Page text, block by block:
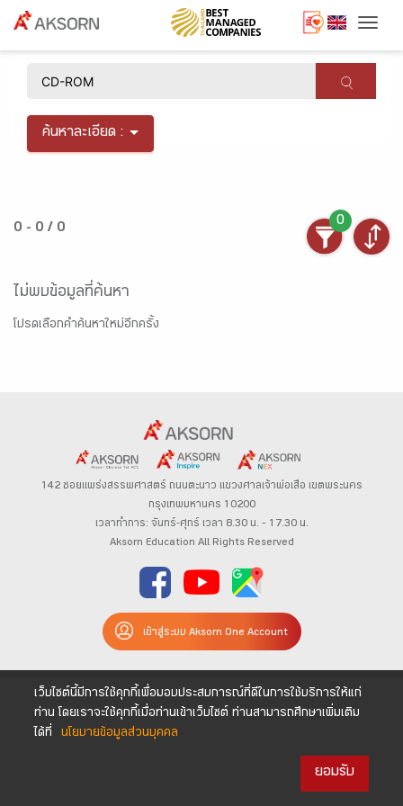
ค้นหาละเอียด :
0 - 0 / 0
0
ไม่พบข้อมูลที่ค้นหา
โปรดเลือกคำค้นหาใหม่อีกครั้ง
142 ซอยแพร่งสรรพศาสตร์ ถนนตะนาว แขวงศาลเจ้าพ่อเสือ เขตพระนคร
กรุงเทพมหานคร 10200
เวลาทำการ: จันทร์-ศุกร์ เวลา 8.30 น. – 17.30 น.
Aksorn Education All Rights Reserved
เข้าสู่ระบบ Aksorn One Account
เว็บไซต์นี้มีการใช้คุกกี้เพื่อมอบประสบการณ์ที่ดีในการใช้บริการให้แก่
ท่าน โดยเราจะใช้คุกกี้เมื่อท่านเข้าเว็บไซต์ ท่านสามารถศึกษาเพิ่มเติม
ได้ที่
นโยบายข้อมูลส่วนบุคคล
ยอมรับ